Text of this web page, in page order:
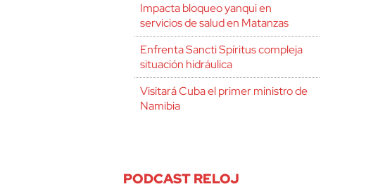
Impacta bloqueo yanqui en
servicios de salud en Matanzas
Enfrenta Sancti Spíritus compleja
situación hidráulica
Visitará Cuba el primer ministro de
Namibia
PODCAST RELOJ